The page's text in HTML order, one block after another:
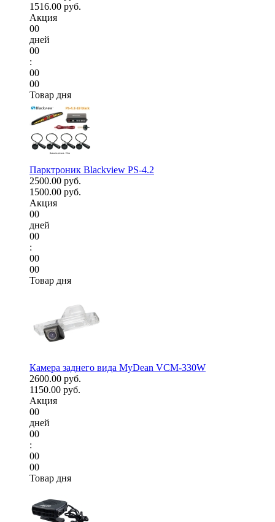
1516.00 руб.
Акция
00
дней
00
:
00
00
Товар дня
Парктроник Blackview PS-4.2
2500.00 руб.
1500.00 руб.
Акция
00
дней
00
:
00
00
Товар дня
Камера заднего вида MyDean VCM-330W
2600.00 руб.
1150.00 руб.
Акция
00
дней
00
:
00
00
Товар дня